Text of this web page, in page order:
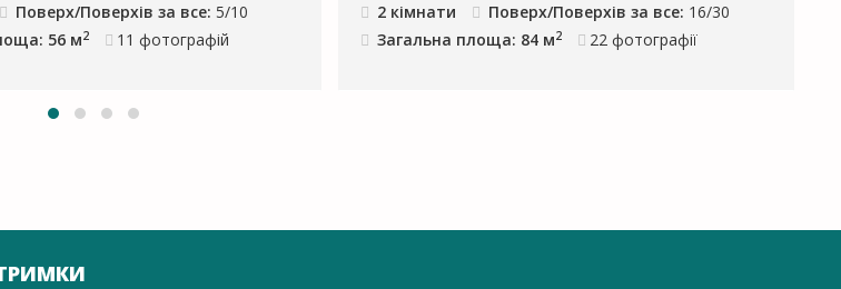
Поверх/Поверхів за все: 5/10
56 м2 11 фотографій
2 кімнати
Поверх/Поверхів за все: 16/30
Загальна площа: 84 м2 22 фотографії